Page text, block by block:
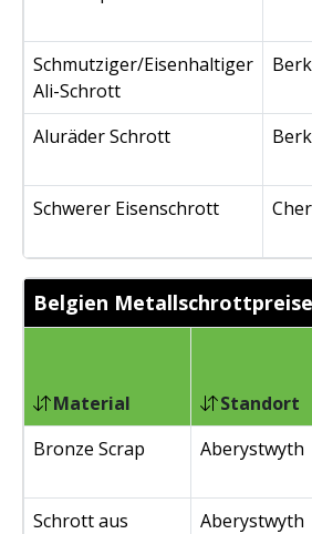
Schmutziger/Eisenhaltiger
Ali-Schrott
Aluräder Schrott
Schwerer Eisenschrott
Belgien Metallschrottpreise
Material Standort
Bronze Scrap
Aberystwyth
Schrott aus
Aberystwyth